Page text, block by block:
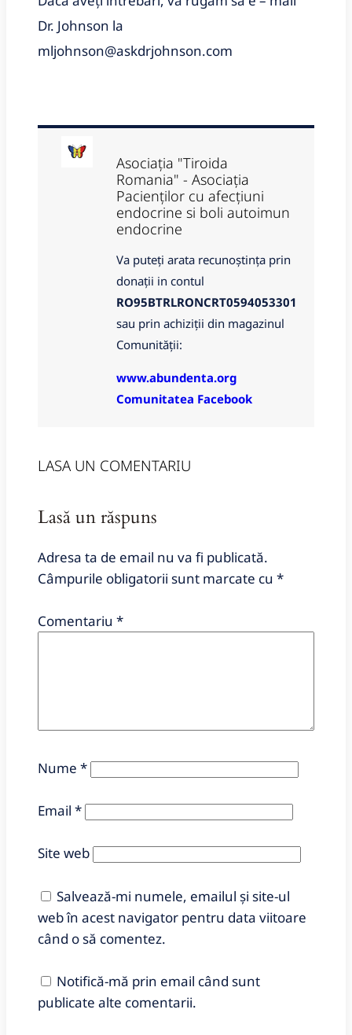
Dr. Johnson la
mljohnson@askdrjohnson.com
Asociația "Tiroida
Romania" - Asociația
Pacienților cu afecțiuni
endocrine si boli autoimun
endocrine
Va puteți arata recunoștința prin
donații in contul
RO95BTRLRONCRT0594053301
sau prin achiziții din magazinul
Comunității:
www.abundenta.org
Comunitatea Facebook
LASA UN COMENTARIU
Lasă un răspuns
Adresa ta de email nu va fi publicată.
Câmpurile obligatorii sunt marcate cu *
Comentariu *
Nume *
Email *
Site web
Salvează-mi numele, emailul și site-ul
web în acest navigator pentru data viitoare
când o să comentez.
Notifică-mă prin email când sunt
publicate alte comentarii.